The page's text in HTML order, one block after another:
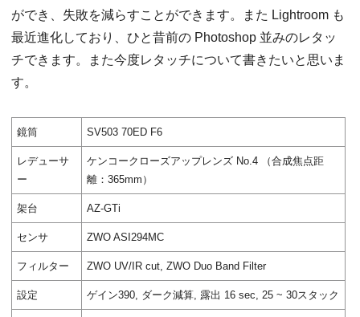
ができ、失敗を減らすことができます。また Lightroom も
最近進化しており、ひと昔前の Photoshop 並みのレタッ
チできます。また今度レタッチについて書きたいと思いま
す。
鏡筒 SV503 70ED F6
レデューサ
ー
ケンコークローズアップレンズ No.4 （合成焦点距
離：365mm）
架台 AZ-GTi
センサ ZWO ASI294MC
フィルター ZWO UV/IR cut, ZWO Duo Band Filter
設定 ゲイン390, ダーク減算, 露出 16 sec, 25 ~ 30スタック